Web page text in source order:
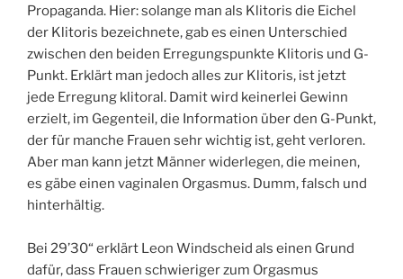
Propaganda. Hier: solange man als Klitoris die Eichel
der Klitoris bezeichnete, gab es einen Unterschied
zwischen den beiden Erregungspunkte Klitoris und G-
Punkt. Erklärt man jedoch alles zur Klitoris, ist jetzt
jede Erregung klitoral. Damit wird keinerlei Gewinn
erzielt, im Gegenteil, die Information über den G-Punkt,
der für manche Frauen sehr wichtig ist, geht verloren.
Aber man kann jetzt Männer widerlegen, die meinen,
es gäbe einen vaginalen Orgasmus. Dumm, falsch und
hinterhältig.
Bei 29’30“ erklärt Leon Windscheid als einen Grund
dafür, dass Frauen schwieriger zum Orgasmus